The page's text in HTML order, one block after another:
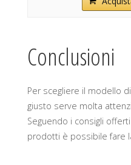
Conclusioni
Per scegliere il modello
giusto serve molta
Seguendo i consigli
prodotti è possibile fare